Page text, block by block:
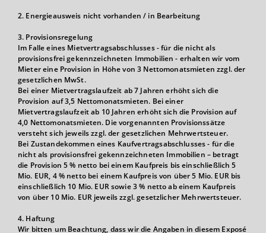
2. Energieausweis nicht vorhanden / in Bearbeitung
3. Provisionsregelung
Im Falle eines Mietvertragsabschlusses - für die nicht als
provisionsfrei gekennzeichneten Immobilien - erhalten wir vom
Mieter eine Provision in Höhe von 3 Nettomonatsmieten zzgl. der
gesetzlichen MwSt.
Bei einer Mietvertragslaufzeit ab 7 Jahren erhöht sich die
Provision auf 3,5 Nettomonatsmieten. Bei einer
Mietvertragslaufzeit ab 10 Jahren erhöht sich die Provision auf
4,0 Nettomonatsmieten. Die vorgenannten Provisionssätze
versteht sich jeweils zzgl. der gesetzlichen Mehrwertsteuer.
Bei Zustandekommen eines Kaufvertragsabschlusses - für die
nicht als provisionsfrei gekennzeichneten Immobilien – betragt
die Provision 5 % netto bei einem Kaufpreis bis einschließlich 5
Mio. EUR, 4 % netto bei einem Kaufpreis von über 5 Mio. EUR bis
einschließlich 10 Mio. EUR sowie 3 % netto ab einem Kaufpreis
von über 10 Mio. EUR jeweils zzgl. gesetzlicher Mehrwertsteuer.
4. Haftung
Wir bitten um Beachtung, dass wir die Angaben in diesem Exposé